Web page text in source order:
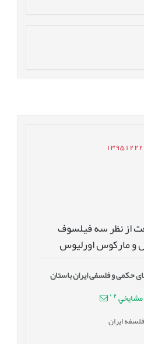
از نظر سه فيلسوف
و مارکوس اورليوس
حکمی و فلسفی ایران باستان
2
*
ايران